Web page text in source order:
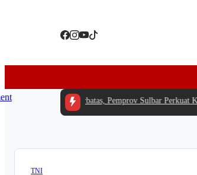
Anggaran Terbatas, Pemprov Sulbar Perkuat
TNI